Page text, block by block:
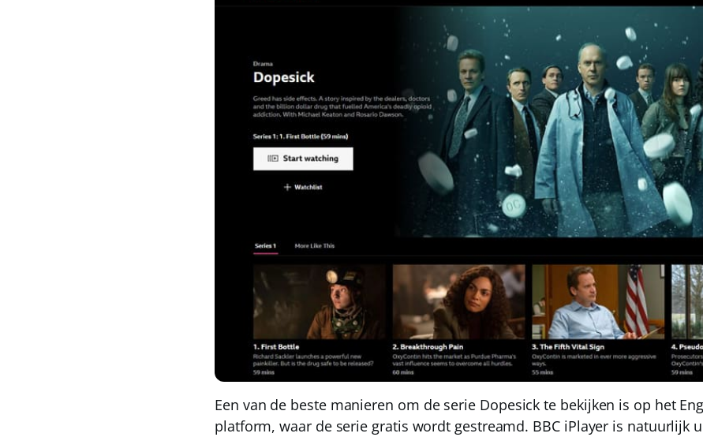
Een van de beste manieren om de serie Dopesick te bekijken is op het
platform, waar de serie gratis wordt gestreamd. BBC iPlayer is natuurlijk